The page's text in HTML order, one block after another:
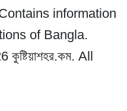
information
of Bangla.
All